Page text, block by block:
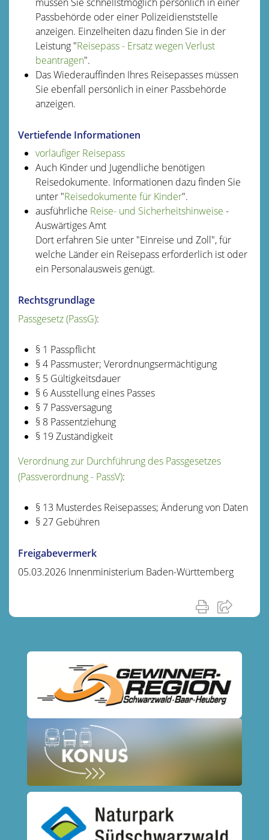
Passbehörde oder einer Polizeidienststelle
anzeigen. Einzelheiten dazu finden Sie in der
Leistung "Reisepass - Ersatz wegen Verlust
beantragen".
Das Wiederauffinden Ihres Reisepasses müssen
Sie ebenfall persönlich in einer Passbehörde
anzeigen.
Vertiefende Informationen
vorläufiger Reisepass
Auch Kinder und Jugendliche benötigen
Reisedokumente. Informationen dazu finden Sie
unter "Reisedokumente für Kinder".
ausführliche Reise- und Sicherheitshinweise -
Auswärtiges Amt
Dort erfahren Sie unter "Einreise und Zoll", für
welche Länder ein Reisepass erforderlich ist oder
ein Personalausweis genügt.
Rechtsgrundlage
Passgesetz (PassG):
§ 1 Passpflicht
§ 4 Passmuster; Verordnungsermächtigung
§ 5 Gültigkeitsdauer
§ 6 Ausstellung eines Passes
§ 7 Passversagung
§ 8 Passentziehung
§ 19 Zuständigkeit
Verordnung zur Durchführung des Passgesetzes
(Passverordnung - PassV):
§ 13 Musterdes Reisepasses; Änderung von Daten
§ 27 Gebühren
Freigabevermerk
05.03.2026 Innenministerium Baden-Württemberg